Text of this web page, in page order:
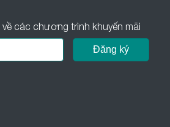
các chương trình khuyến mãi